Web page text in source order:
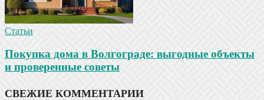
Статьи
Покупка дома в Волгограде: выгодные объекты
и проверенные советы
СВЕЖИЕ КОММЕНТАРИИ